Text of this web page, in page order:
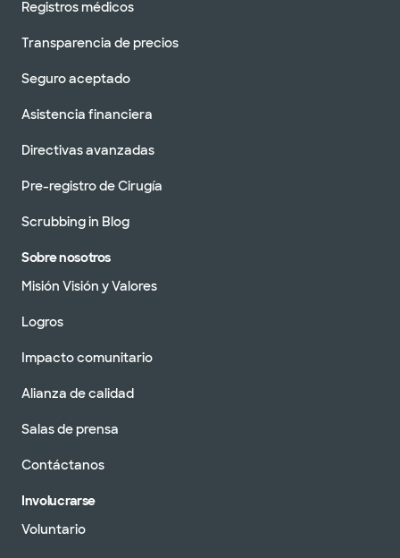
Registros médicos
Transparencia de precios
Seguro aceptado
Asistencia financiera
Directivas avanzadas
Pre-registro de Cirugía
Scrubbing in Blog
Sobre nosotros
Misión Visión y Valores
Logros
Impacto comunitario
Alianza de calidad
Salas de prensa
Contáctanos
Involucrarse
Voluntario